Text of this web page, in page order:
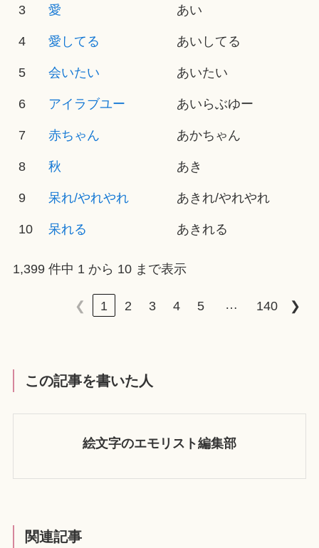
3 愛 あい
4 愛してる あいしてる
5 会いたい あいたい
6 アイラブユー あいらぶゆー
7 赤ちゃん あかちゃん
8 秋 あき
9 呆れ/やれやれ あきれ/やれやれ
10 呆れる あきれる
1,399 件中 1 から 10 まで表示
❮ 1 2 3 4 5 … 140 ❯
この記事を書いた人
絵文字のエモリスト編集部
関連記事